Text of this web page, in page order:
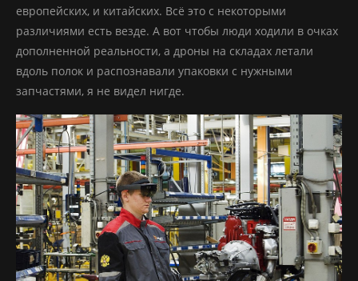
европейских, и китайских. Всё это с некоторыми
различиями есть везде. А вот чтобы люди ходили в очках
дополненной реальности, а дроны на складах летали
вдоль полок и распознавали упаковки с нужными
запчастями, я не видел нигде.